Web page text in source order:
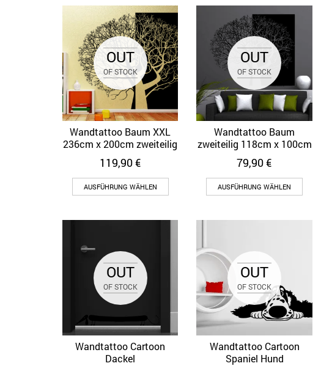
OUT
OF STOCK
Quick View
Wandtattoo Baum XXL
236cm x 200cm zweiteilig
119,90€
AUSFÜHRUNG WÄHLEN
OUT
OF STOCK
Quick View
Wandtattoo Baum
zweiteilig 118cm x 100cm
79,90€
AUSFÜHRUNG WÄHLEN
OUT
OF STOCK
Quick View
Wandtattoo Cartoon
Dackel
OUT
OF STOCK
Quick View
Wandtattoo Cartoon
Spaniel Hund